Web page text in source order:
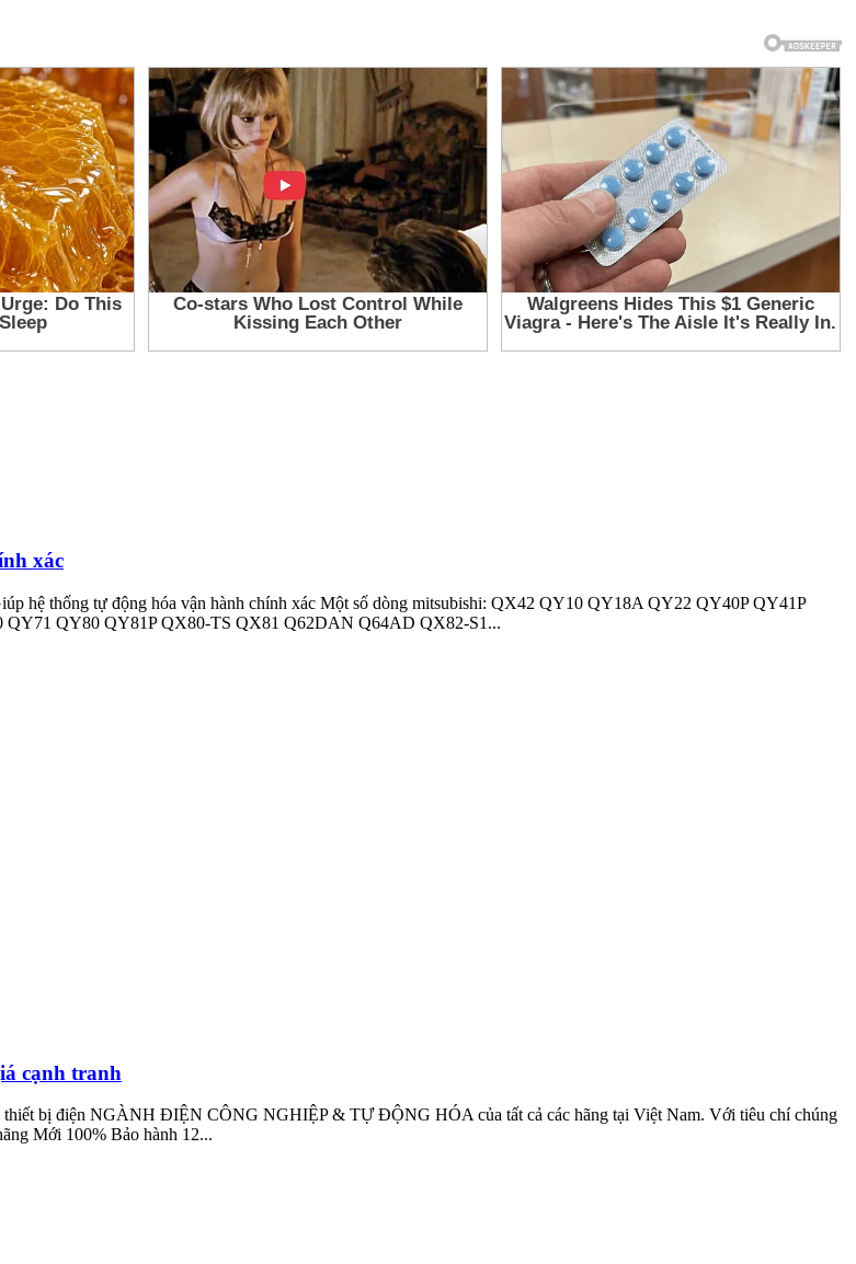
xác
hệ thống tự động hóa vận hành chính xác Một số dòng mitsubishi: QX42 QY10 QY18A QY22 QY40P QY41P
QY80 QY81P QX80-TS QX81 Q62DAN Q64AD QX82-S1...
cạnh tranh
bị điện NGÀNH ĐIỆN CÔNG NGHIỆP & TỰ ĐỘNG HÓA của tất cả các hãng tại Việt Nam. Với tiêu chí chúng
Mới 100% Bảo hành 12...